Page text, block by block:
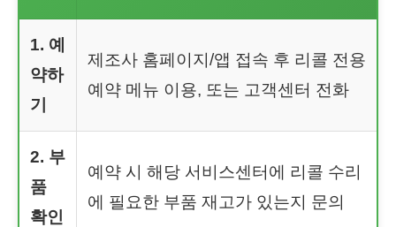
1. 예
약하
기
제조사 홈페이지/앱 접속 후 리콜 전용
예약 메뉴 이용, 또는 고객센터 전화
2. 부
품
확인
예약 시 해당 서비스센터에 리콜 수리
에 필요한 부품 재고가 있는지 문의